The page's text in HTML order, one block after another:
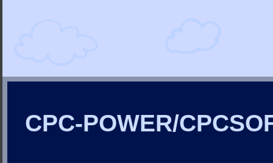
CPC-POWER/